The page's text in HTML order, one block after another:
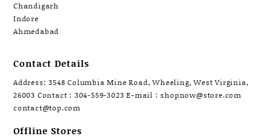
Chandigarh
Indore
Ahmedabad
Contact Details
Address: 3548 Columbia Mine Road, Wheeling, West Virginia,
26003 Contact : 304-559-3023 E-mail : shopnow@store.com
contact@top.com
Offline Stores